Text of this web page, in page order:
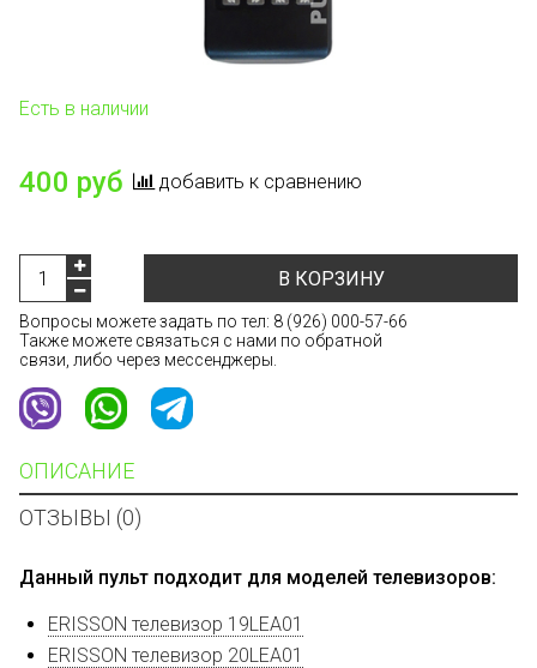
Есть в наличии
400 руб добавить к сравнению
В КОРЗИНУ
Вопросы можете задать по тел: 8 (926) 000-57-66
Также можете связаться с нами по обратной
связи, либо через мессенджеры.
ОПИСАНИЕ
ОТЗЫВЫ (0)
Данный пульт подходит для моделей телевизоров:
ERISSON телевизор 19LEA01
ERISSON телевизор 20LEA01